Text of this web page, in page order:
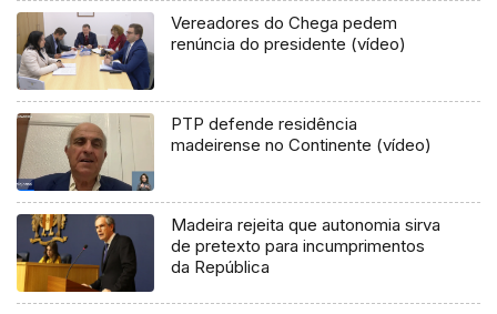
Vereadores do Chega pedem
renúncia do presidente (vídeo)
PTP defende residência
madeirense no Continente (vídeo)
Madeira rejeita que autonomia sirva
de pretexto para incumprimentos
da República